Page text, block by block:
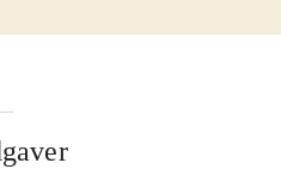
at det er
børn
ikke lang tid,
bliver